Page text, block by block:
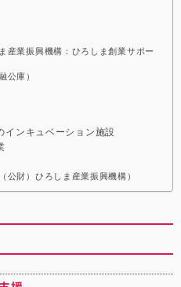
産業振興機構：ひろしま創業サポー
公庫）
インキュベーション施設
公財）ひろしま産業振興機構）